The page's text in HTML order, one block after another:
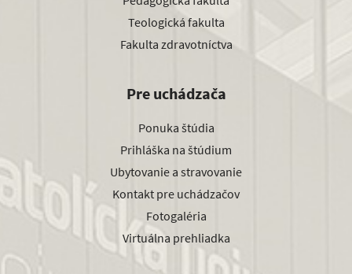
Teologická fakulta
Fakulta zdravotníctva
Pre uchádzača
Ponuka štúdia
Prihláška na štúdium
Ubytovanie a stravovanie
Kontakt pre uchádzačov
Fotogaléria
Virtuálna prehliadka